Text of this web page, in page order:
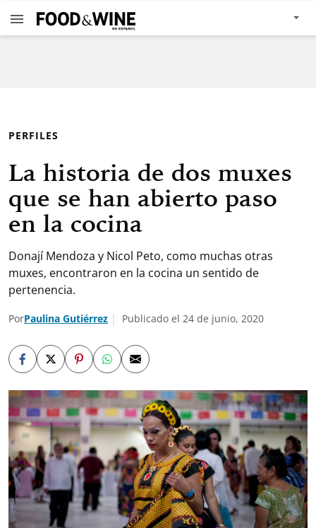
PERFILES
La historia de dos muxes
que se han abierto paso
en la cocina
Donají Mendoza y Nicol Peto, como muchas otras
muxes, encontraron en la cocina un sentido de
pertenencia.
PorPaulina Gutiérrez Publicado el 24 de junio, 2020